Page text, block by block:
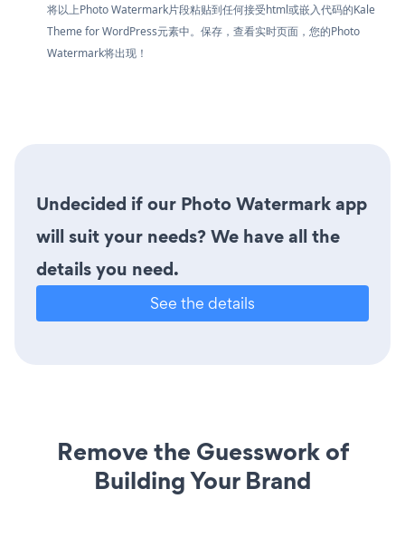
将以上Photo Watermark片段粘贴到任何接受html或嵌入代码的Kale
Theme for WordPress元素中。保存，查看实时页面，您的Photo
Watermark将出现！
Undecided if our Photo Watermark app
will suit your needs? We have all the
details you need.
See the details
Remove the Guesswork of
Building Your Brand